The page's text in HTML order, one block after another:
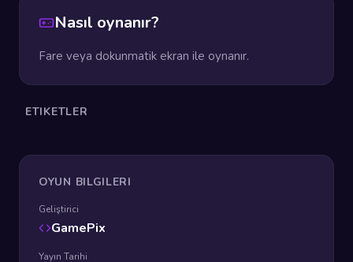
Nasıl oynanır?
Fare veya dokunmatik ekran ile oynanır.
ETIKETLER
OYUN BILGILERI
Geliştirici
GamePix
Yayın Tarihi